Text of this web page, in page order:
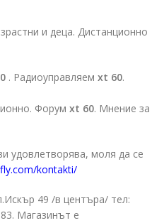
и деца. Дистанционно
. Радиоуправляем xt 60.
Форум xt 60. Мнение за
удовлетворява, моля да се
kontakti/
49 /в центъра/ тел:
Магазинът е